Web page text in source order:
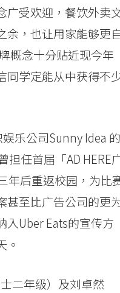
广受欢迎，餐饮外卖
余，也让用家能够更
概念十分贴近现今年
同学定能从中获得不
乐公司Sunny Idea 的
任首届「AD HERE
年后重返校园，为比
甚至比广告公司的更
Uber Eats的宣传方
。
二年级）及刘卓然